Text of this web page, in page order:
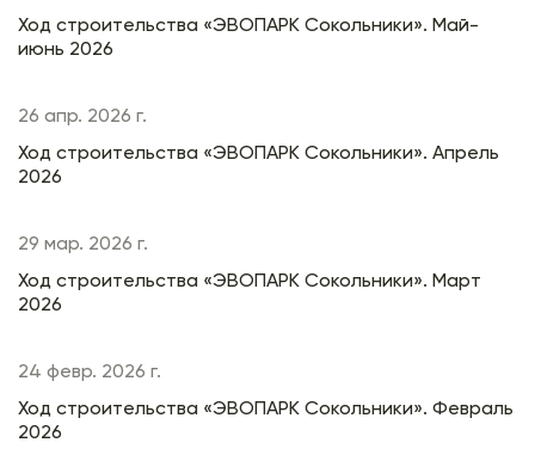
Ход строительства «ЭВОПАРК Сокольники». Май-
июнь 2026
26 апр. 2026 г.
Ход строительства «ЭВОПАРК Сокольники». Апрель
2026
29 мар. 2026 г.
Ход строительства «ЭВОПАРК Сокольники». Март
2026
24 февр. 2026 г.
Ход строительства «ЭВОПАРК Сокольники». Февраль
2026